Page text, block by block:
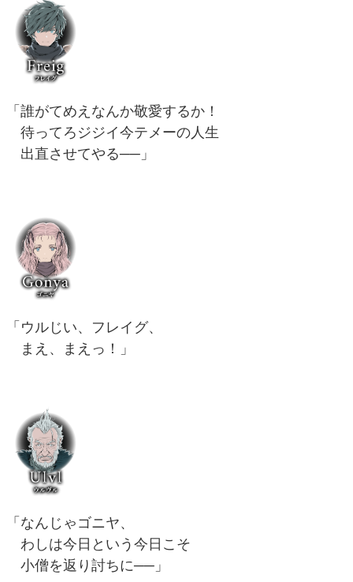
「誰がてめえなんか敬愛するか！
待ってろジジイ今テメーの人生
出直させてやる──」
「ウルじい、フレイグ、
まえ、まえっ！」
「なんじゃゴニヤ、
わしは今日という今日こそ
小僧を返り討ちに──」